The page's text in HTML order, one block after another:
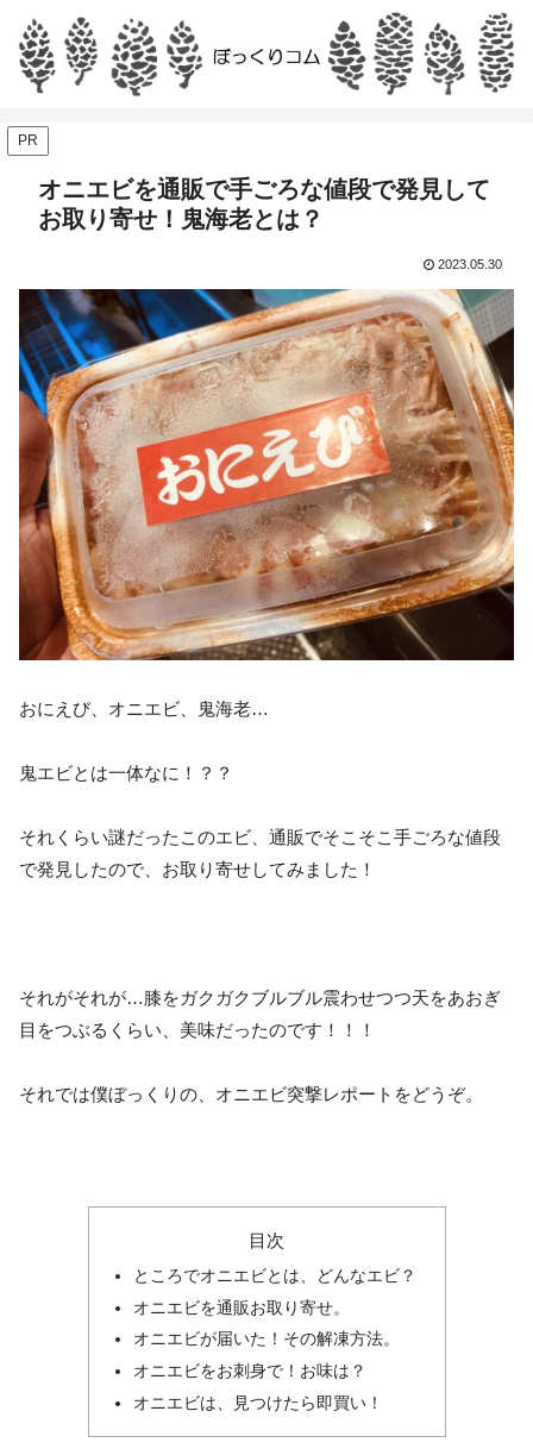
PR
オニエビを通販で手ごろな値段で発見して
お取り寄せ！鬼海老とは？
2023.05.30
おにえび、オニエビ、鬼海老…
鬼エビとは一体なに！？？
それくらい謎だったこのエビ、通販でそこそこ手ごろな値段
で発見したので、お取り寄せしてみました！
それがそれが…膝をガクガクブルブル震わせつつ天をあおぎ
目をつぶるくらい、美味だったのです！！！
それでは僕ぼっくりの、オニエビ突撃レポートをどうぞ。
目次
ところでオニエビとは、どんなエビ？
オニエビを通販お取り寄せ。
オニエビが届いた！その解凍方法。
オニエビをお刺身で！お味は？
オニエビは、見つけたら即買い！